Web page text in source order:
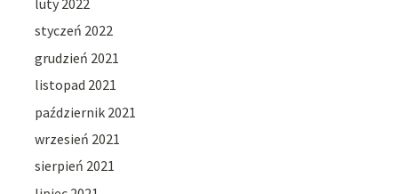
luty 2022
styczeń 2022
grudzień 2021
listopad 2021
październik 2021
wrzesień 2021
sierpień 2021